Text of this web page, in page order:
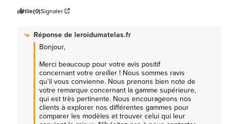
Utile(0)Signaler
Réponse deleroidumatelas.fr
Bonjour,
Merci beaucoup pour votre avis positif
concernant votre oreiller ! Nous sommes ravis
qu'il vous convienne. Nous prenons bien note de
votre remarque concernant la gamme supérieure,
qui est très pertinente. Nous encourageons nos
clients à explorer nos différentes gammes pour
comparer les modèles et trouver celui qui leur